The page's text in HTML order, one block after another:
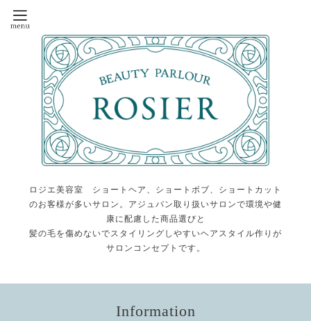
ロジエ美容室 ショートヘア、ショートボブ、ショートカット
のお客様が多いサロン。アジュバン取り扱いサロンで環境や健
康に配慮した商品選びと
髪の毛を傷めないでスタイリングしやすいヘアスタイル作りが
サロンコンセプトです。
Information